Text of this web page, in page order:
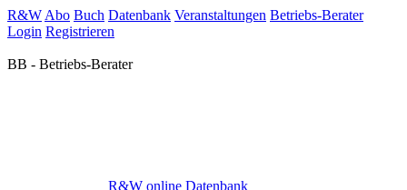
R&W Abo Buch Datenbank Veranstaltungen Betriebs-Berater
Login Registrieren
BB - Betriebs-Berater
R&W online Datenbank